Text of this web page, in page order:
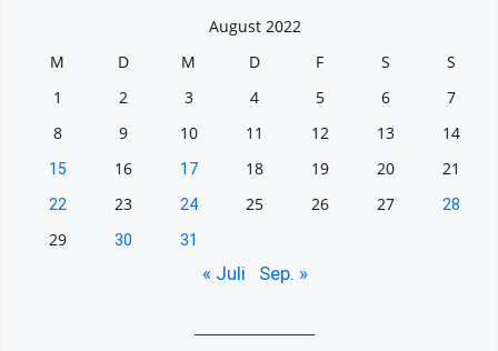
August 2022
M
D M D F S
S
1
2 3 4 5 6
7
8
9 10 11 12 13 14
15 16 17 18 19 20 21
22 23 24 25 26 27 28
29 30 31
« Juli Sep. »